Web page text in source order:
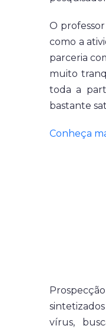
O
como a
parceria
muito
toda a
bastante
Conheça
vírus,